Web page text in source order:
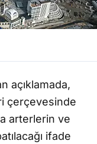
açıklamada,
çerçevesinde
arterlerin ve
ifade